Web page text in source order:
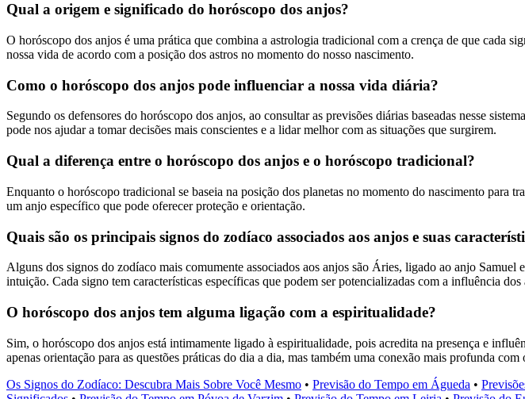
Qual a origem e significado do horóscopo dos anjos?
O horóscopo dos anjos é uma prática que combina a astrologia tradicional com a crença de que cada
nossa vida de acordo com a posição dos astros no momento do nosso nascimento.
Como o horóscopo dos anjos pode influenciar a nossa vida diária?
Segundo os defensores do horóscopo dos anjos, ao consultar as previsões diárias baseadas nesse
pode nos ajudar a tomar decisões mais conscientes e a lidar melhor com as situações que surgirem.
Qual a diferença entre o horóscopo dos anjos e o horóscopo tradicional?
Enquanto o horóscopo tradicional se baseia na posição dos planetas no momento do nascimento para
um anjo específico que pode oferecer proteção e orientação.
Quais são os principais signos do zodíaco associados aos anjos e suas
Alguns dos signos do zodíaco mais comumente associados aos anjos são Áries, ligado ao anjo
intuição. Cada signo tem características específicas que podem ser potencializadas com a influência dos
O horóscopo dos anjos tem alguma ligação com a espiritualidade?
Sim, o horóscopo dos anjos está intimamente ligado à espiritualidade, pois acredita na presença e
apenas orientação para as questões práticas do dia a dia, mas também uma conexão mais profunda
Os Signos do Zodíaco: Descubra Mais Sobre Você Mesmo • Previsão do Tempo em Águeda •